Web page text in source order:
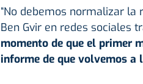
“No debemos normalizar la
Ben Gvir en redes sociales
momento de que el primer
informe de que volvemos a